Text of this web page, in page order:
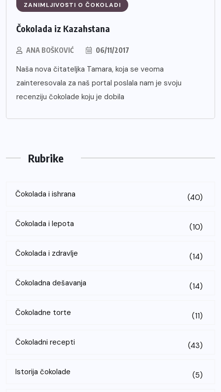
ZANIMLJIVOSTI O ČOKOLADI
Čokolada iz Kazahstana
ANA BOŠKOVIĆ 06/11/2017
Naša nova čitateljka Tamara, koja se veoma
zainteresovala za naš portal poslala nam je svoju
recenziju čokolade koju je dobila
Rubrike
Čokolada i ishrana (40)
Čokolada i lepota (10)
Čokolada i zdravlje (14)
Čokoladna dešavanja (14)
Čokoladne torte (11)
Čokoladni recepti (43)
Istorija čokolade (5)